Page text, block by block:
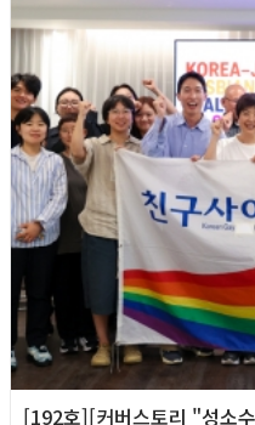
[192호][커버스토리 "성소